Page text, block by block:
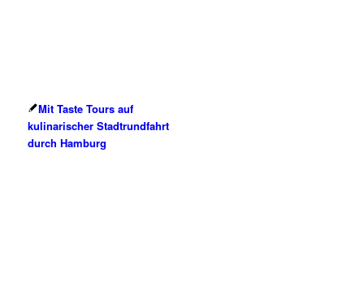
Mit Taste Tours auf
kulinarischer Stadtrundfahrt
durch Hamburg